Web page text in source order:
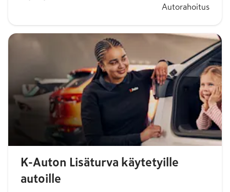
Autorahoitus
K-Auton Lisäturva käytetyille
autoille